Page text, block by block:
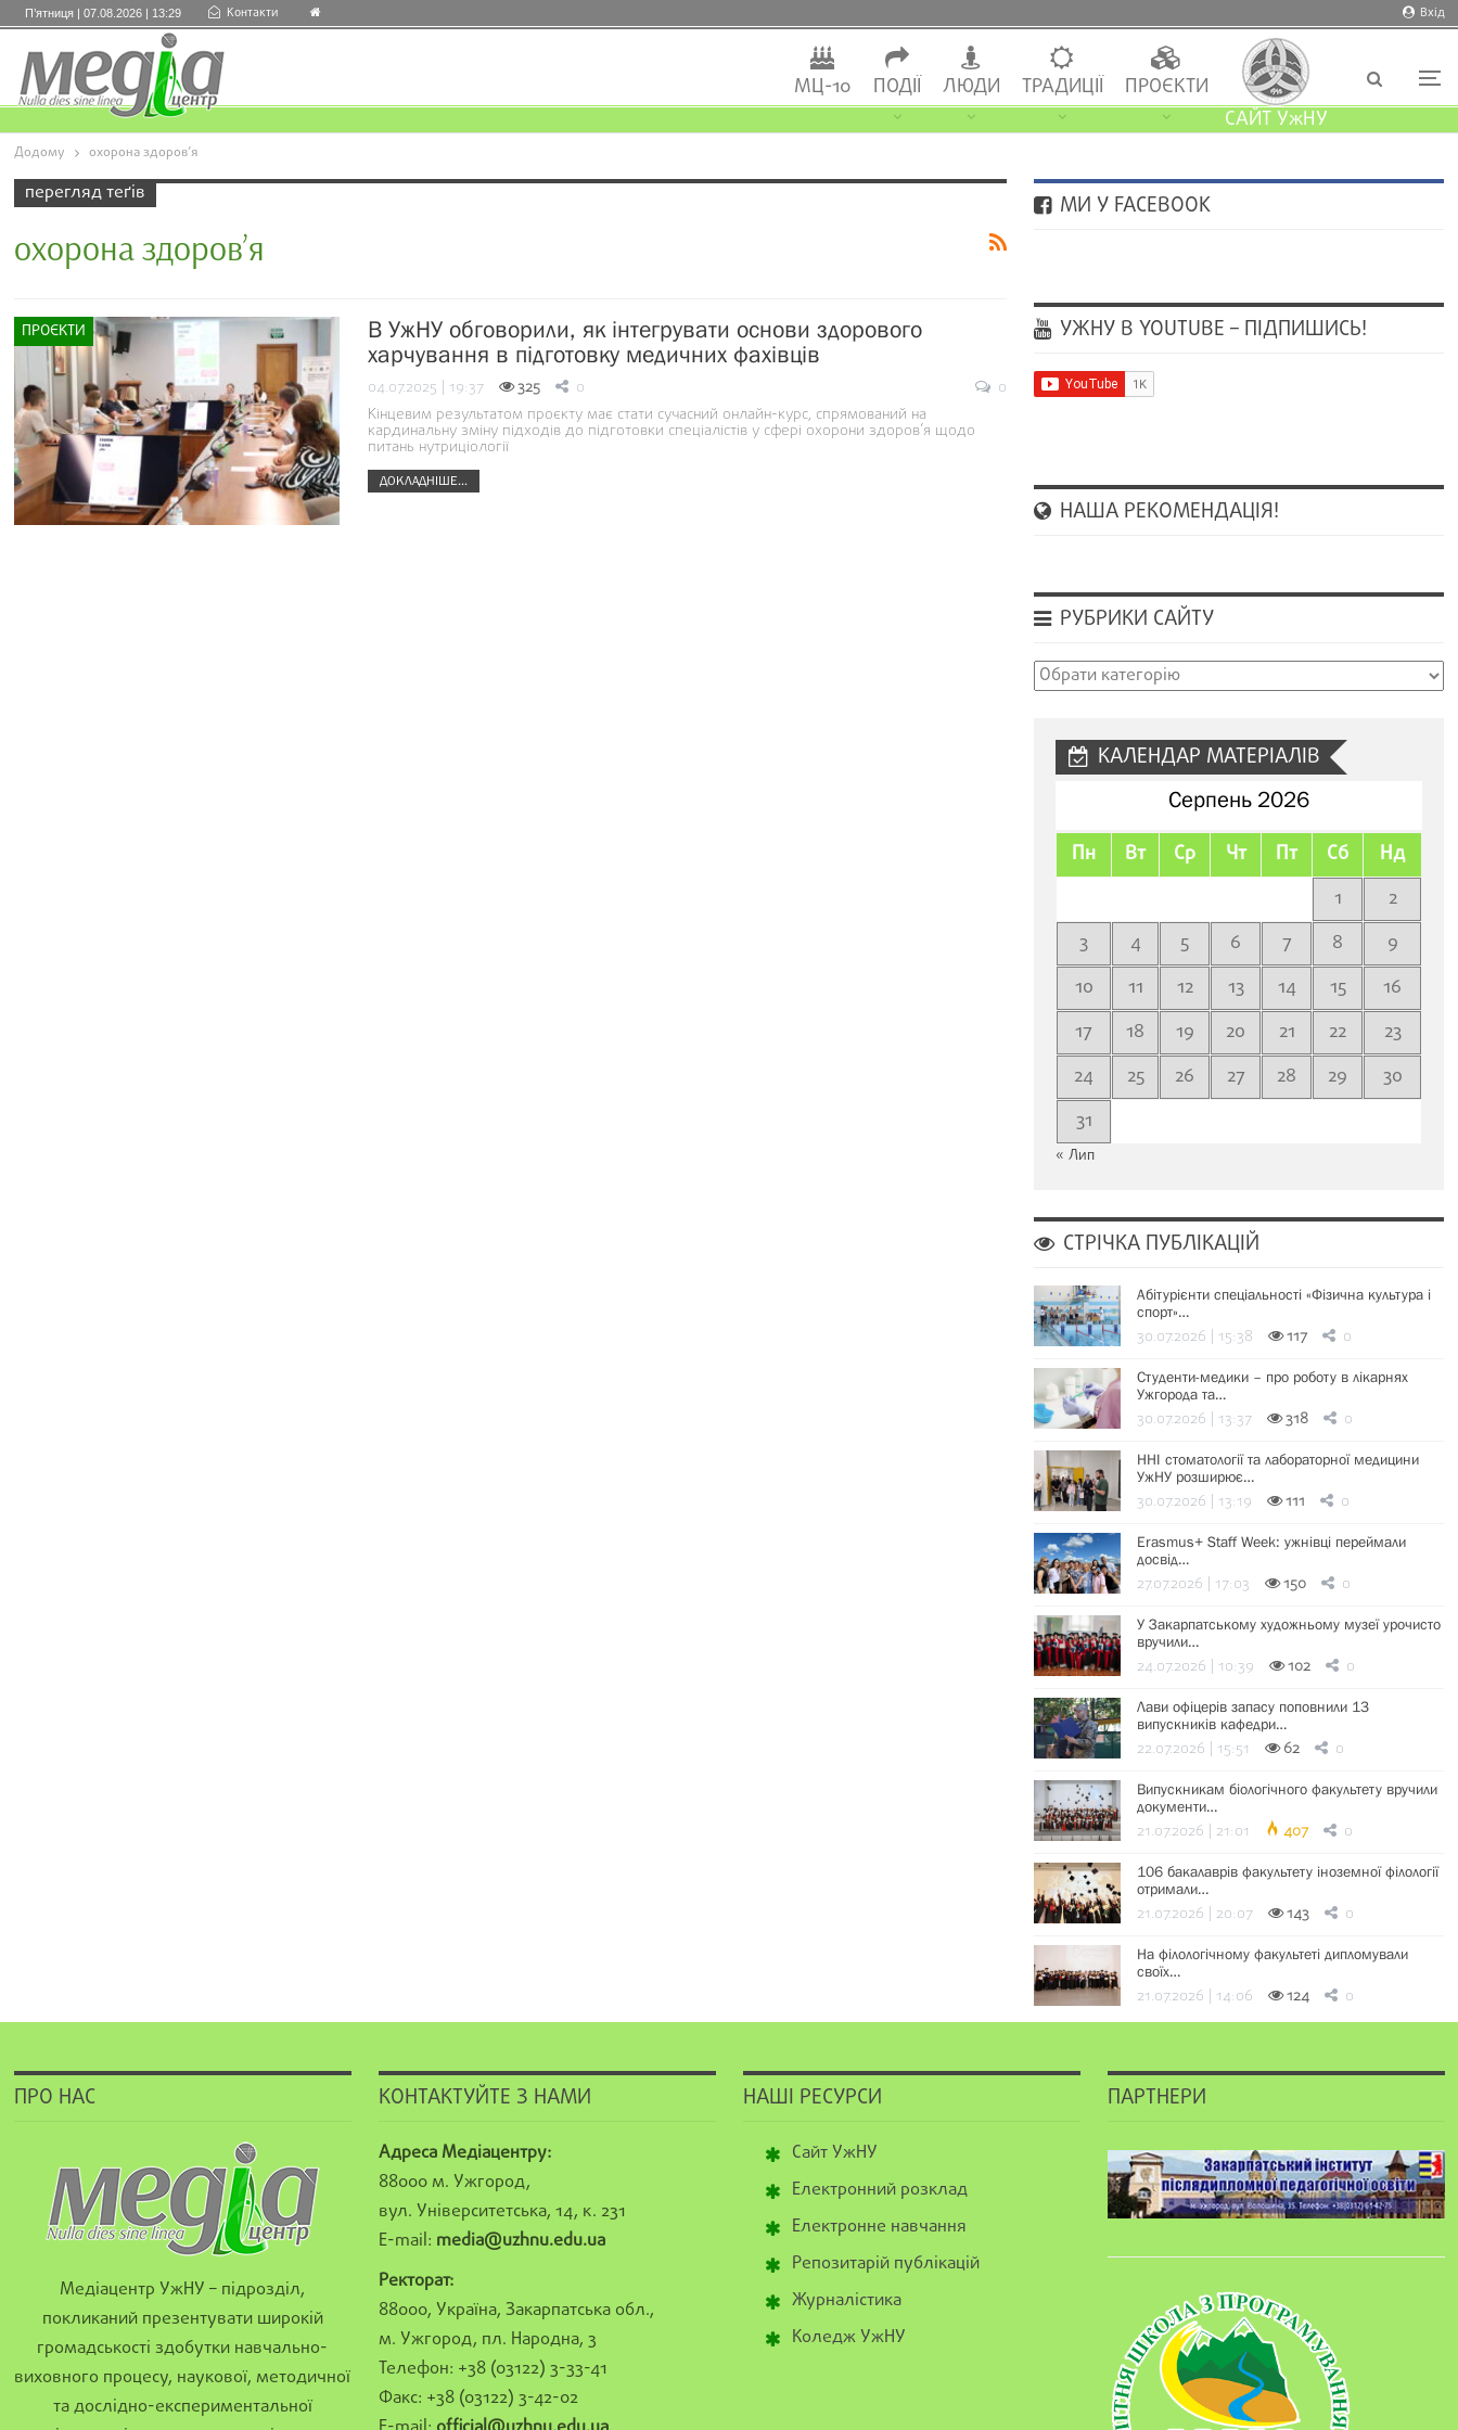
Вхід
П’ятниця | 07.08.2026 | 13:29 Контакти
МЦ-10 ПОДІЇ ЛЮДИ ТРАДИЦІЇ
ПРОЄКТИ
САЙТ УжНУ
Додому охорона здоров’я
перегляд теґів
охорона здоров’я
ПРОЄКТИ
В УжНУ обговорили, як інтегрувати основи здорового
харчування в підготовку медичних фахівців
04.07.2025 | 19:37 325 0
0
Кінцевим результатом проєкту має стати сучасний онлайн-курс, спрямований на
кардинальну зміну підходів до підготовки спеціалістів у сфері охорони здоров’я щодо
питань нутриціології
ДОКЛАДНІШЕ...
МИ У FACEBOOK
УЖНУ В YOUTUBE – ПІДПИШИСЬ!
НАША РЕКОМЕНДАЦІЯ!
РУБРИКИ САЙТУ
Рубрики
КАЛЕНДАР МАТЕРІАЛІВ
Серпень 2026
Пн Вт Ср Чт Пт Сб Нд
1
2
3
4 5 6 7 8
9
10
11 12 13 14 15
16
17
18 19 20 21 22
23
24
25 26 27 28 29
30
31
« Лип
СТРІЧКА ПУБЛІКАЦІЙ
Абітурієнти спеціальності «Фізична культура і
спорт»…
30.07.2026 | 15:38 117 0
Студенти-медики – про роботу в лікарнях
Ужгорода та…
30.07.2026 | 13:37 318 0
ННІ стоматології та лабораторної медицини
УжНУ розширює…
30.07.2026 | 13:19 111 0
Erasmus+ Staff Week: ужнівці переймали
досвід…
27.07.2026 | 17:03 150 0
У Закарпатському художньому музеї урочисто
вручили…
24.07.2026 | 10:39 102 0
Лави офіцерів запасу поповнили 13
випускників кафедри…
22.07.2026 | 15:51 62 0
Випускникам біологічного факультету вручили
документи…
21.07.2026 | 21:01 407 0
106 бакалаврів факультету іноземної філології
отримали…
21.07.2026 | 20:07 143 0
На філологічному факультеті дипломували
своїх…
21.07.2026 | 14:06 124 0
ПРО НАС
Медіацентр УжНУ – підрозділ,
покликаний презентувати широкій
громадськості здобутки навчально-
виховного процесу, наукової, методичної
та дослідно-експериментальної
КОНТАКТУЙТЕ З НАМИ
Адреса Медіацентру:
88000 м. Ужгород,
вул. Університетська, 14, к. 231
E-mail: media@uzhnu.edu.ua
Ректорат:
88000, Україна, Закарпатська обл.,
м. Ужгород, пл. Народна, 3
Телефон: +38 (03122) 3-33-41
Факс: +38 (03122) 3-42-02
НАШІ РЕСУРСИ
Сайт УжНУ
Електронний розклад
Електронне навчання
Репозитарій публікацій
Журналістика
Коледж УжНУ
ПАРТНЕРИ